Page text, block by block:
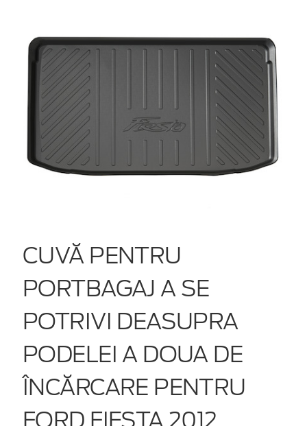
CUVĂ PENTRU
PORTBAGAJ A SE
POTRIVI DEASUPRA
PODELEI A DOUA DE
ÎNCĂRCARE PENTRU
FORD FIESTA 2012